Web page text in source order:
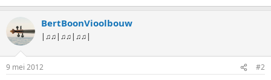
BertBoonVioolbouw
|♫♫|♫♫|♫♫|
9 mei 2012 #2